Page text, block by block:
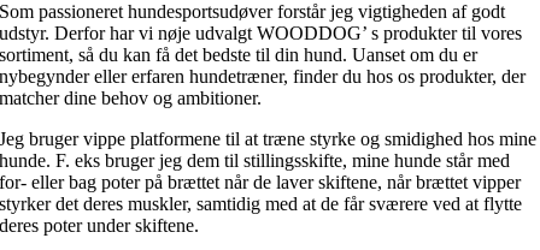
Som passioneret hundesportsudøver forstår jeg vigtigheden af godt
udstyr. Derfor har vi nøje udvalgt WOODDOG’ s produkter til vores
sortiment, så du kan få det bedste til din hund. Uanset om du er
nybegynder eller erfaren hundetræner, finder du hos os produkter, der
matcher dine behov og ambitioner.
Jeg bruger vippe platformene til at træne styrke og smidighed hos mine
hunde. F. eks bruger jeg dem til stillingsskifte, mine hunde står med
for- eller bag poter på brættet når de laver skiftene, når brættet vipper
styrker det deres muskler, samtidig med at de får sværere ved at flytte
deres poter under skiftene.